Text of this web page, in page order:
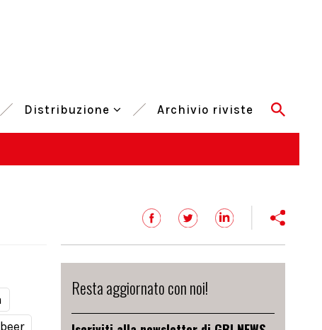
Distribuzione Archivio riviste
Resta aggiornato con noi!